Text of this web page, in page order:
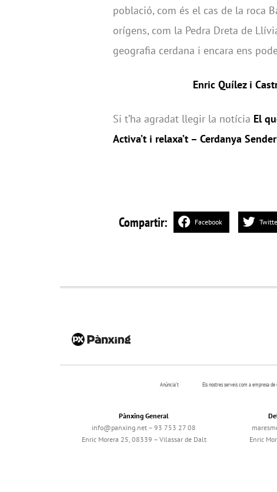
població, com és el cas de la roca
orígens, com la Pedra Dreta de
geografia cerdana i encara ens
Enric Quílez i
Si t’ha agradat llegir la notícia El
Activa’t i relaxa’t – Cerdanya
Compartir: Facebook
Anúncia’t Els nostres serveis com a empresa
Pànxing General
info@panxing.net – 93 753 27 08
Enric Morera 25, 08339 – Vilassar de Dalt
Enric